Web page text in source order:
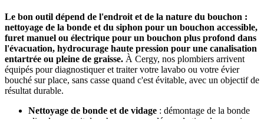
Le bon outil dépend de l'endroit et de la nature du bouchon :
nettoyage de la bonde et du siphon pour un bouchon accessible,
furet manuel ou électrique pour un bouchon plus profond dans
l'évacuation, hydrocurage haute pression pour une canalisation
entartrée ou pleine de graisse. À Cergy, nos plombiers arrivent
équipés pour diagnostiquer et traiter votre lavabo ou votre évier
bouché sur place, sans casse quand c'est évitable, avec un objectif de
résultat durable.
Nettoyage de bonde et de vidage : démontage de la bonde